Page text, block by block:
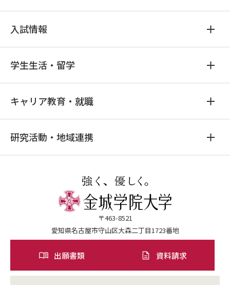
入試情報
学生生活・留学
キャリア教育・就職
研究活動・地域連携
〒463-8521
愛知県名古屋市守山区大森二丁目1723番地
出願書類 資料請求